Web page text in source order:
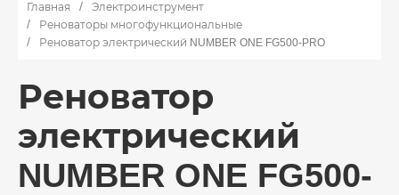
Главная
Электроинструмент
Реноваторы многофункциональные
Реноватор электрический NUMBER ONE FG500-PRO
Реноватор
электрический
NUMBER ONE FG500-